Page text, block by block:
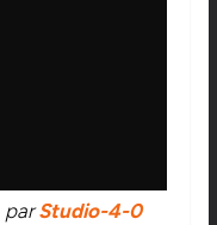
parStudio-4-0